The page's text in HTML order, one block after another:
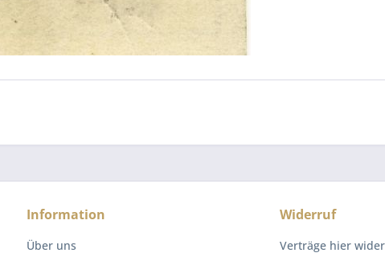
Information
Über uns
Widerruf
Verträge hier